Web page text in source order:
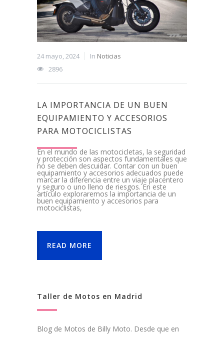
24 mayo, 2024 In Noticias
2896
LA IMPORTANCIA DE UN BUEN
EQUIPAMIENTO Y ACCESORIOS
PARA MOTOCICLISTAS
En el mundo de las motocicletas, la seguridad
y protección son aspectos fundamentales que
no se deben descuidar. Contar con un buen
equipamiento y accesorios adecuados puede
marcar la diferencia entre un viaje placentero
y seguro o uno lleno de riesgos. En este
artículo exploraremos la importancia de un
buen equipamiento y accesorios para
motociclistas,
READ MORE
Taller de Motos en Madrid
Blog de Motos de Billy Moto. Desde que en